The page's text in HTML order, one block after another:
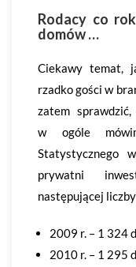
Rodacy co
domów …
Ciekawy temat,
rzadko gości w
zatem
w ogóle
Statystycznego
prywatni
następującej liczby
2009 r. – 1 324
2010 r. – 1 295